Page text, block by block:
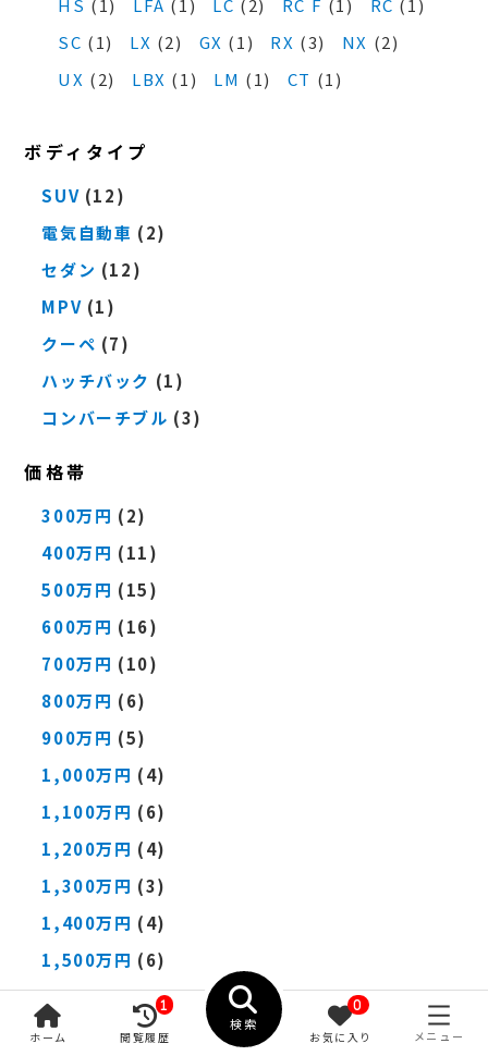
SC (1) LX (2) GX (1) RX (3) NX (2)
UX (2) LBX (1) LM (1) CT (1)
ボディタイプ
SUV (12)
電気自動車 (2)
セダン (12)
MPV (1)
クーペ (7)
ハッチバック (1)
コンバーチブル (3)
価格帯
300万円 (2)
400万円 (11)
500万円 (15)
600万円 (16)
700万円 (10)
800万円 (6)
900万円 (5)
1,000万円 (4)
1,100万円 (6)
1,200万円 (4)
1,300万円 (3)
1,400万円 (4)
1,500万円 (6)
1,600万円(1)
1700万円(1)
ホーム
1
閲覧履歴
検索
0
お気に入り メニュー